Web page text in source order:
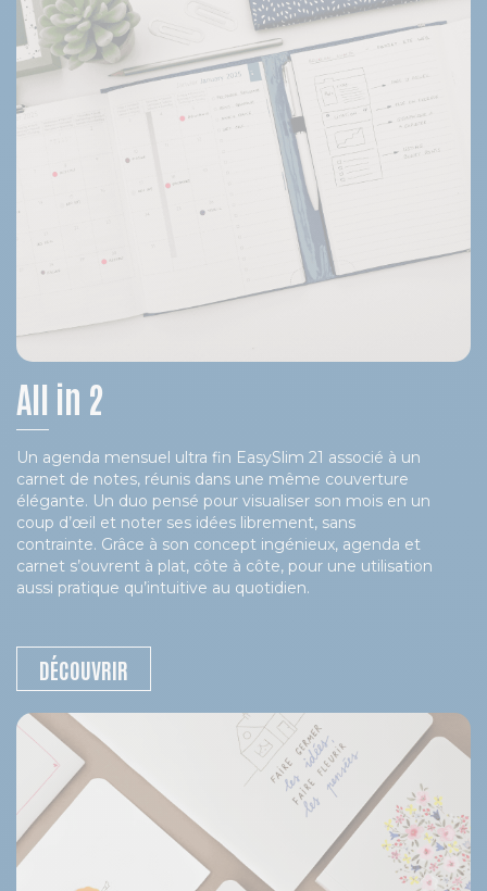
All in 2
Un agenda mensuel ultra fin EasySlim 21 associé à un
carnet de notes, réunis dans une même couverture
élégante. Un duo pensé pour visualiser son mois en un
coup d’œil et noter ses idées librement, sans
contrainte. Grâce à son concept ingénieux, agenda et
carnet s’ouvrent à plat, côte à côte, pour une utilisation
aussi pratique qu’intuitive au quotidien.
DÉCOUVRIR